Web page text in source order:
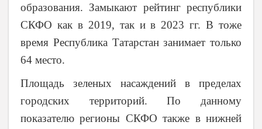
образования. Замыкают рейтинг республики
СКФО как в 2019, так и в 2023 гг. В тоже
время Республика Татарстан занимает только
64 место.
Площадь зеленых насаждений в пределах
городских территорий. По данному
показателю регионы СКФО также в нижней